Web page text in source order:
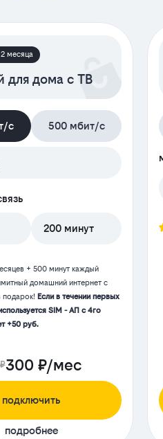
месяца
для дома с ТВ
с 500 мбит/с
200 минут
+ 500 минут каждый
домашний интернет с
подарок! Если в течении первых
SIM - АП с 4го
+50 руб.
300 ₽/мес
подключить
подробнее